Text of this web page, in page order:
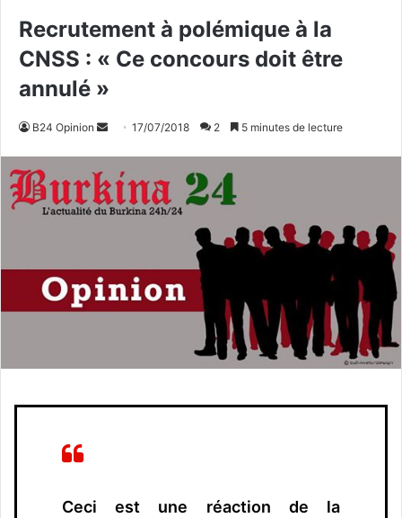
Recrutement à polémique à la
CNSS : « Ce concours doit être
annulé »
B24 Opinion
v
o
y
n
r
17/07/2018 2 5 minutes de lecture
Ceci est une réaction de la